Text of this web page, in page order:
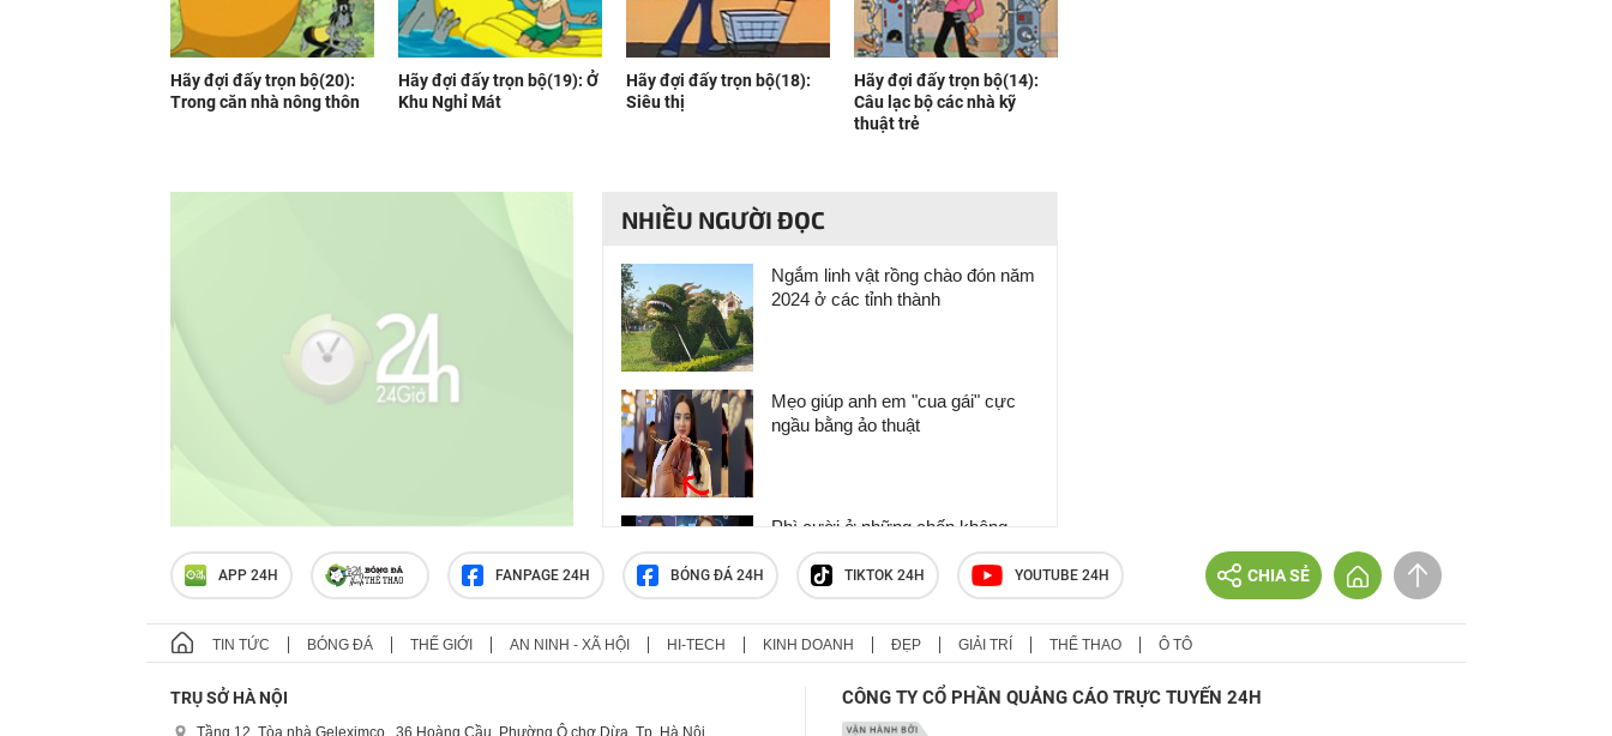
Hãy đợi đấy trọn bộ(20):
Trong căn nhà nông thôn
Hãy đợi đấy trọn bộ(19): Ở
Khu Nghỉ Mát
Hãy đợi đấy trọn bộ(18):
Siêu thị
Hãy đợi đấy trọn bộ(14):
Câu lạc bộ các nhà kỹ
thuật trẻ
NHIỀU NGƯỜI ĐỌC
Ngắm linh vật rồng chào đón năm
2024 ở các tỉnh thành
Mẹo giúp anh em "cua gái" cực
ngầu bằng ảo thuật
Phì cười ở những chốn không
nên cười
Có thể dỗi người yêu nhưng quyết
APP 24H FANPAGE 24H BÓNG ĐÁ 24H TIKTOK 24H YOUTUBE 24H CHIA SẺ
TIN TỨC BÓNG ĐÁ THẾ GIỚI AN NINH - XÃ HỘI HI-TECH KINH DOANH ĐẸP GIẢI TRÍ THỂ THAO Ô TÔ
TRỤ SỞ HÀ NỘI
Tầng 12, Tòa nhà Geleximco , 36 Hoàng Cầu, Phường Ô chợ Dừa, Tp. Hà Nội
CÔNG TY CỔ PHẦN QUẢNG CÁO TRỰC TUYẾN 24H